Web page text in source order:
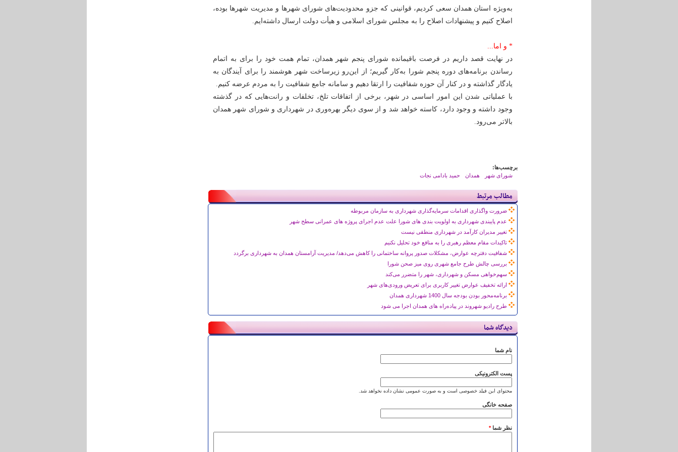
به‌ویژه استان همدان سعی کردیم، قوانینی که جزو محدودیت‌های شورای شهرها و مدیریت شهرها بوده،
اصلاح کنیم و پیشنهادات اصلاح را به مجلس شورای اسلامی و هیأت دولت ارسال داشته‌ایم.
* و اما...
در نهایت قصد داریم در فرصت باقیمانده شورای پنجم شهر همدان، تمام همت خود را برای به اتمام
رساندن برنامه‌های دوره پنجم شورا به‌کار گیریم؛ از این‌رو زیرساخت شهر هوشمند را برای آیندگان به
یادگار گذاشته و در کنار آن حوزه شفافیت را ارتقا دهیم و سامانه جامع شفافیت را به مردم عرضه کنیم.
با عملیاتی شدن این امور اساسی در شهر، برخی از اتفاقات تلخ، تخلفات و رانت‌هایی که در گذشته
وجود داشته و وجود دارد، کاسته خواهد شد و از سوی دیگر بهره‌وری در شهرداری و شورای شهر همدان
بالاتر می‌رود.
برچسب‌ها:
شورای شهر
همدان حمید بادامی نجات
مطالب مرتبط
ضرورت واگذاری اقدامات سرمایه‌گذاری شهرداری به سازمان مربوطه
عدم پایبندی شهرداری به اولویت بندی های شورا علت عدم اجرای پروژه های عمرانی سطح شهر
تغییر مدیران کارآمد در شهرداری منطقی نیست
تاکیدات مقام معظم رهبری را به منافع خود تحلیل نکنیم
شفافیت دفترچه عوارض، مشکلات صدور پروانه ساختمانی را کاهش می‌دهد/ مدیریت آرامستان همدان به شهرداری برگردد
بررسی چالش طرح جامع شهری روی میز صحن شورا
سهم‌خواهی مسکن و شهرداری، شهر را متضرر می‌کند
ارائه تخفیف عوارض تغییر کاربری برای تعریض ورودی‌های شهر
برنامه‌محور بودن بودجه سال 1400 شهرداری همدان
طرح رادیو شهروند در پیاده‌راه های همدان اجرا می شود
دیدگاه شما
نام شما
پست الکترونیکی
محتوای این فیلد خصوصی است و به صورت عمومی نشان داده نخواهد شد.
صفحه خانگی
نظر شما*